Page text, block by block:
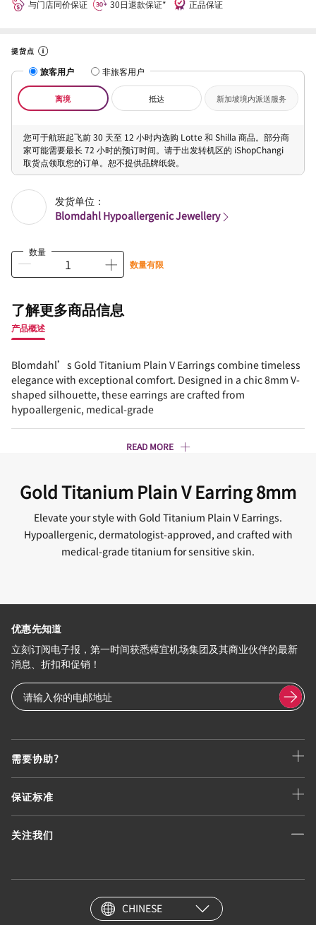
与门店同价保证 30日退款保证* 正品保证
提货点
旅客用户 非旅客用户
离境 抵达 新加坡境内派送服务
您可于航班起飞前 30 天至 12 小时内选购 Lotte 和 Shilla 商品。部分商
家可能需要最长 72 小时的预订时间。请于出发转机区的 iShopChangi
取货点领取您的订单。恕不提供品牌纸袋。
发货单位：
Blomdahl Hypoallergenic Jewellery
数量
数量有限
了解更多商品信息
产品概述
Blomdahl’s Gold Titanium Plain V Earrings combine timeless
elegance with exceptional comfort. Designed in a chic 8mm V-
shaped silhouette, these earrings are crafted from
hypoallergenic, medical-grade
READ MORE
Gold Titanium Plain V Earring 8mm
Elevate your style with Gold Titanium Plain V Earrings.
Hypoallergenic, dermatologist-approved, and crafted with
medical-grade titanium for sensitive skin.
需要协助?
保证标准
关注我们
优惠先知道
立刻订阅电子报，第一时间获悉樟宜机场集团及其商业伙伴的最新
消息、折扣和促销！
CHINESE